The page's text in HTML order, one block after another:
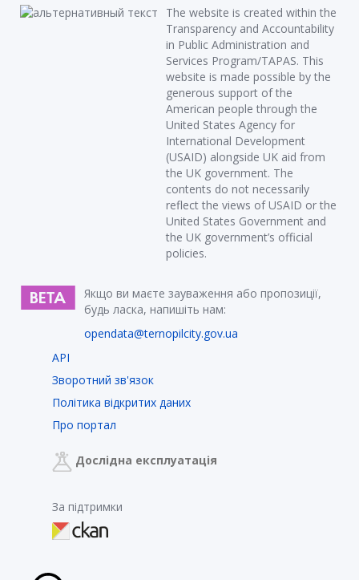
The website is created within the
Transparency and Accountability
in Public Administration and
Services Program/TAPAS. This
website is made possible by the
generous support of the
American people through the
United States Agency for
International Development
(USAID) alongside UK aid from
the UK government. The
contents do not necessarily
reflect the views of USAID or the
United States Government and
the UK government’s official
policies.
Якщо ви маєте зауваження або пропозиції,
будь ласка, напишіть нам:
opendata@ternopilcity.gov.ua
API
Зворотний зв'язок
Політика відкритих даних
Про портал
Дослідна експлуатація
За підтримки